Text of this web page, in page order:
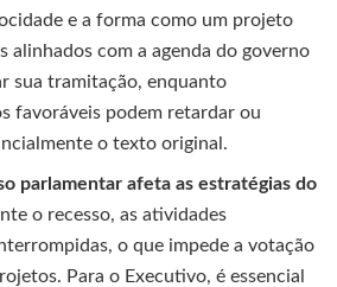
e a forma como um projeto
alinhados com a agenda do governo
sua tramitação, enquanto
favoráveis podem retardar ou
o texto original.
parlamentar afeta as estratégias do
o recesso, as atividades
o que impede a votação
Para o Executivo, é essencial